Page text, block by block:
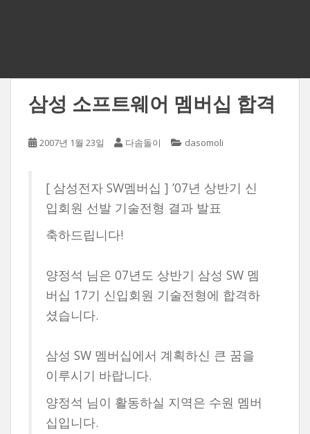
삼성 소프트웨어 멤버십 합격
2007년 1월 23일 다솜돌이 dasomoli
[ 삼성전자 SW멤버십 ] ’07년 상반기 신
입회원 선발 기술전형 결과 발표
축하드립니다!
양정석 님은 07년도 상반기 삼성 SW 멤
버십 17기 신입회원 기술전형에 합격하
셨습니다.
삼성 SW 멤버십에서 계획하신 큰 꿈을
이루시기 바랍니다.
양정석 님이 활동하실 지역은 수원 멤버
십입니다.